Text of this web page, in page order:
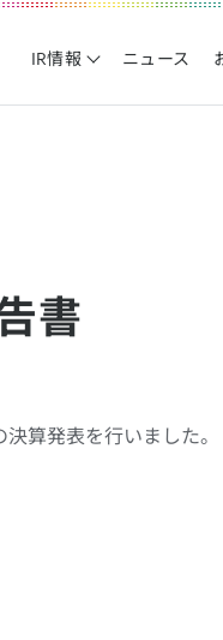
IR情報 ニュース
書
算発表を行いました。